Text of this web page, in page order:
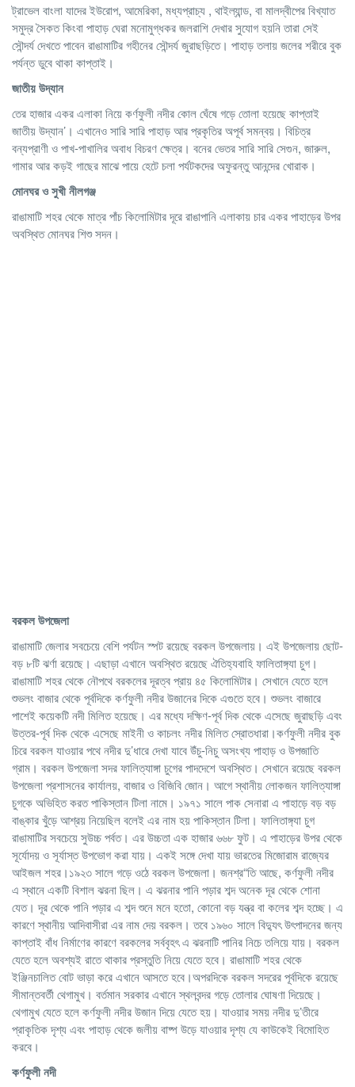
ট্রাভেল বাংলা যাদের ইউরোপ, আমেরিকা, মধ্যপ্রাচ্য , থাইল্যান্ড, বা মালদ্বীপের বিখ্যাত
সমুদ্র সৈকত কিংবা পাহাড় ঘেরা মনোমুগ্ধকর জলরাশি দেখার সুযোগ হয়নি তারা সেই
সৌন্দর্য দেখতে পাবেন রাঙামাটির গহীনের সৌন্দর্য জুরাছড়িতে। পাহাড় তলায় জলের শরীরে বুক
পর্যন্ত ডুবে থাকা কাপ্তাই।
জাতীয় উদ্যান
তের হাজার একর এলাকা নিয়ে কর্ণফুলী নদীর কোল ঘেঁষে গড়ে তোলা হয়েছে কাপ্তাই
জাতীয় উদ্যান’। এখানেও সারি সারি পাহাড় আর প্রকৃতির অপূর্ব সমন্বয়। বিচিত্র
বন্যপ্রাণী ও পাখ-পাখালির অবাধ বিচরণ ক্ষেত্র। বনের ভেতর সারি সারি সেগুন, জারুল,
গামার আর কড়ই গাছের মাঝে পায়ে হেটে চলা পর্যটকদের অফুরন্তু আনন্দের খোরাক।
মোনঘর ও সুখী নীলগঞ্জ
রাঙামাটি শহর থেকে মাত্র পাঁচ কিলোমিটার দূরে রাঙাপানি এলাকায় চার একর পাহাড়ের উপর
অবস্থিত মোনঘর শিশু সদন।
বরকল উপজেলা
রাঙামাটি জেলার সবচেয়ে বেশি পর্যটন স্পট রয়েছে বরকল উপজেলায়। এই উপজেলায় ছোট-
বড় ৮টি ঝর্ণা রয়েছে। এছাড়া এখানে অবস্থিত রয়েছে ঐতিহ্যবাহি ফালিতাঙ্গ্যা চুগ।
রাঙামাটি শহর থেকে নৌপথে বরকলের দূরত্ব প্রায় ৪৫ কিলোমিটার। সেখানে যেতে হলে
শুভলং বাজার থেকে পূর্বদিকে কর্ণফুলী নদীর উজানের দিকে এগুতে হবে। শুভলং বাজারে
পাশেই কয়েকটি নদী মিলিত হয়েছে। এর মধ্যে দক্ষিণ-পূর্ব দিক থেকে এসেছে জুরাছড়ি এবং
উত্তর-পূর্ব দিক থেকে এসেছে মাইনী ও কাচলং নদীর মিলিত স্রোতধারা।কর্ণফুলী নদীর বুক
চিরে বরকল যাওয়ার পথে নদীর দু’ধারে দেখা যাবে উঁচু-নিচু অসংখ্য পাহাড় ও উপজাতি
গ্রাম। বরকল উপজেলা সদর ফালিত্যাঙ্গা চুগের পাদদেশে অবস্থিত। সেখানে রয়েছে বরকল
উপজেলা প্রশাসনের কার্যালয়, বাজার ও বিজিবি জোন। আগে স্থানীয় লোকজন ফালিত্যাঙ্গা
চুগকে অভিহিত করত পাকিস্তান টিলা নামে। ১৯৭১ সালে পাক সেনারা এ পাহাড়ে বড় বড়
বাঙ্কার খুঁড়ে আশ্রয় নিয়েছিল বলেই এর নাম হয় পাকিস্তান টিলা। ফালিতাঙ্গ্যা চুগ
রাঙামাটির সবচেয়ে সুউচ্চ পর্বত। এর উচ্চতা এক হাজার ৬৬৮ ফুট। এ পাহাড়ের উপর থেকে
সূর্যোদয় ও সূর্যাস্ত উপভোগ করা যায়। একই সঙ্গে দেখা যায় ভারতের মিজোরাম রাজ্যের
আইজল শহর।১৯২৩ সালে গড়ে ওঠে বরকল উপজেলা। জনশ্র“তি আছে, কর্ণফুলী নদীর
এ স্থানে একটি বিশাল ঝরনা ছিল। এ ঝরনার পানি পড়ার শব্দ অনেক দূর থেকে শোনা
যেত। দূর থেকে পানি পড়ার এ শব্দ শুনে মনে হতো, কোনো বড় যন্ত্র বা কলের শব্দ হচ্ছে। এ
কারণে স্থানীয় আদিবাসীরা এর নাম দেয় বরকল। তবে ১৯৬০ সালে বিদ্যুৎ উৎপাদনের জন্য
কাপ্তাই বাঁধ নির্মাণের কারণে বরকলের সর্ববৃহৎ এ ঝরনাটি পানির নিচে তলিয়ে যায়। বরকল
যেতে হলে অবশ্যই রাতে থাকার প্রস্তুতি নিয়ে যেতে হবে। রাঙামাটি শহর থেকে
ইঞ্জিনচালিত বোট ভাড়া করে এখানে আসতে হবে।অপরদিকে বরকল সদরের পূর্বদিকে রয়েছে
সীমান্তবর্তী থেগামুখ। বর্তমান সরকার এখানে স্থলবন্দর গড়ে তোলার ঘোষণা দিয়েছে।
থেগামুখ যেতে হলে কর্ণফুলী নদীর উজান দিয়ে যেতে হয়। যাওয়ার সময় নদীর দু’তীরে
প্রাকৃতিক দৃশ্য এবং পাহাড় থেকে জলীয় বাষ্প উড়ে যাওয়ার দৃশ্য যে কাউকেই বিমোহিত
করবে।
কর্ণফুলী নদী